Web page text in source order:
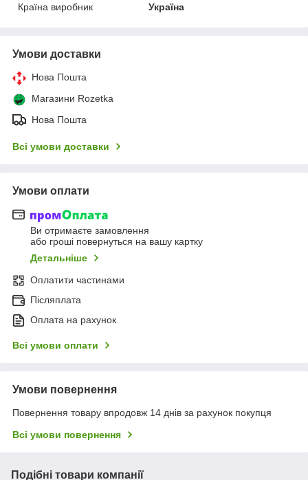
Країна виробник
Україна
Умови доставки
Нова Пошта
Магазини Rozetka
Нова Пошта
Всі умови доставки
Умови оплати
Ви отримаєте замовлення
або гроші повернуться на вашу картку
Детальніше
Оплатити частинами
Післяплата
Оплата на рахунок
Всі умови оплати
Умови повернення
Повернення товару впродовж 14 днів за рахунок покупця
Всі умови повернення
Подібні товари компанії